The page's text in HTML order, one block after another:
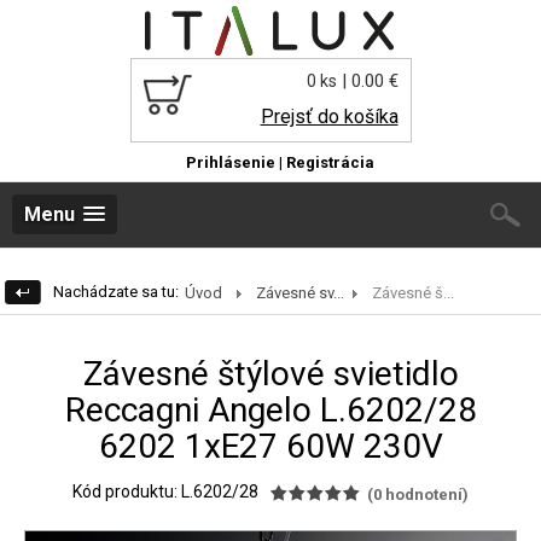
0 ks | 0.00 €
Prejsť do košíka
Prihlásenie | Registrácia
Menu
Nachádzate sa tu: Úvod Závesné sv... Závesné š...
Závesné štýlové svietidlo
Reccagni Angelo L.6202/28
6202 1xE27 60W 230V
Kód produktu: L.6202/28 (0 hodnotení)